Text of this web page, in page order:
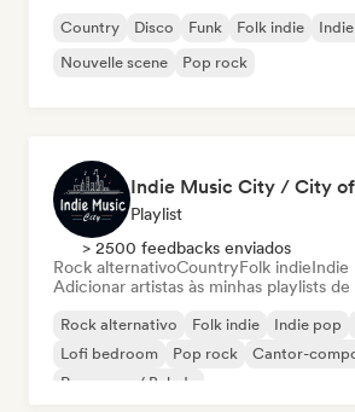
Country Disco Funk Folk indie
Nouvelle scene
Pop rock
Indie Music City / City
Playlist
> 2500 feedbacks enviados
Rock alternativoCountryFolk indieIndie
Adicionar artistas às minhas playlists
Rock alternativo Folk indie Indie pop
Lofi bedroom
Pop rock
Cantor-
Pop suave / Balada